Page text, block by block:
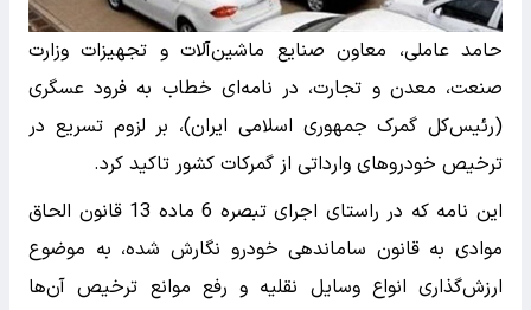
حامد عاملی، معاون صنایع ماشین‌آلات و تجهیزات وزارت
صنعت، معدن و تجارت، در نامه‌ای خطاب به فرود عسگری
(رئیس‌کل گمرک جمهوری اسلامی ایران)، بر لزوم تسریع در
ترخیص خودروهای وارداتی از گمرکات کشور تاکید کرد.
این نامه که در راستای اجرای تبصره 6 ماده 13 قانون الحاق
موادی به قانون ساماندهی خودرو نگارش شده، به موضوع
ارزش‌گذاری انواع وسایل نقلیه و رفع موانع ترخیص آن‌ها